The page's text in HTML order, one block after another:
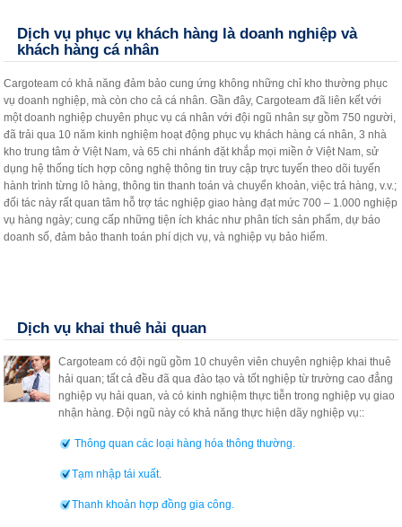
Dịch vụ phục vụ khách hàng là doanh nghiệp và
khách hàng cá nhân
Cargoteam có khả năng đảm bảo cung ứng không những chỉ kho thường phục
vụ doanh nghiệp, mà còn cho cả cá nhân. Gần đây, Cargoteam đã liên kết với
một doanh nghiệp chuyên phục vụ cá nhân với đội ngũ nhân sự gồm 750 người,
đã trải qua 10 năm kinh nghiệm hoạt động phục vụ khách hàng cá nhân, 3 nhà
kho trung tâm ở Việt Nam, và 65 chi nhánh đặt khắp mọi miền ở Việt Nam, sử
dụng hệ thống tích hợp công nghệ thông tin truy cập trực tuyến theo dõi tuyến
hành trình từng lô hàng, thông tin thanh toán và chuyển khoản, việc trả hàng, v.v.;
đối tác này rất quan tâm hỗ trợ tác nghiệp giao hàng đạt mức 700 – 1.000 nghiệp
vụ hàng ngày; cung cấp những tiện ích khác như phân tích sản phẩm, dự báo
doanh số, đảm bảo thanh toán phí dịch vụ, và nghiệp vụ bảo hiểm.
Dịch vụ khai thuê hải quan
Cargoteam có đội ngũ gồm 10 chuyên viên chuyên nghiệp khai thuê
hải quan; tất cả đều đã qua đào tạo và tốt nghiệp từ trường cao đẳng
nghiệp vụ hải quan, và có kinh nghiệm thực tiễn trong nghiệp vụ giao
nhận hàng. Đội ngũ này có khả năng thực hiện dãy nghiệp vụ::
Thông quan các loại hàng hóa thông thường.
Tạm nhập tái xuất.
Thanh khoản hợp đồng gia công.